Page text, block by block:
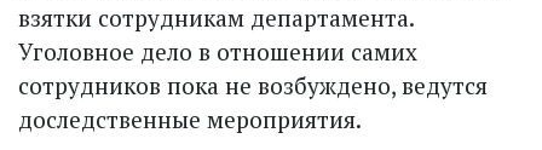
взятки сотрудникам департамента.
Уголовное дело в отношении самих
сотрудников пока не возбуж­дено, ведутся
доследственные мероприятия.